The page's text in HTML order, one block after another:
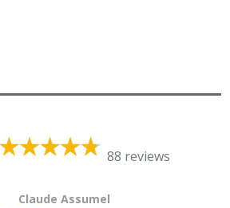
88 reviews
Claude Assumel